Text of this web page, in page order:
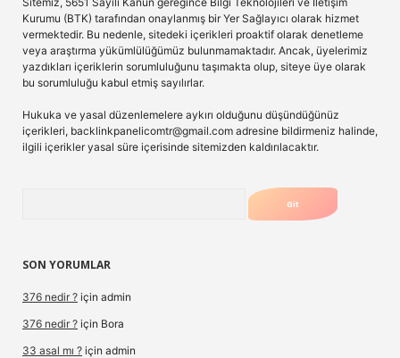
Kurumu (BTK) tarafından onaylanmış bir Yer Sağlayıcı olarak hizmet
vermektedir. Bu nedenle, sitedeki içerikleri proaktif olarak denetleme
veya araştırma yükümlülüğümüz bulunmamaktadır. Ancak, üyelerimiz
yazdıkları içeriklerin sorumluluğunu taşımakta olup, siteye üye olarak
bu sorumluluğu kabul etmiş sayılırlar.
Hukuka ve yasal düzenlemelere aykırı olduğunu düşündüğünüz
içerikleri, backlinkpanelicomtr@gmail.com adresine bildirmeniz halinde,
ilgili içerikler yasal süre içerisinde sitemizden kaldırılacaktır.
SON YORUMLAR
376 nedir ? için admin
376 nedir ? için Bora
33 asal mı ? için admin